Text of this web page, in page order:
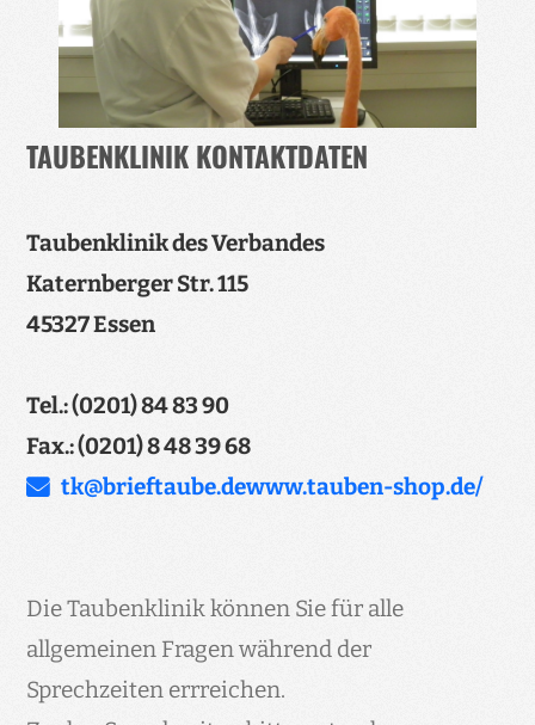
TAUBENKLINIK KONTAKTDATEN
Taubenklinik des Verbandes
Katernberger Str. 115
45327 Essen
Tel.: (0201) 84 83 90
Fax.: (0201) 8 48 39 68
tk@­brieftaube.dewww.tauben-shop.de/
Die Taubenklinik können Sie für alle
allgemeinen Fragen während der
Sprechzeiten errreichen.